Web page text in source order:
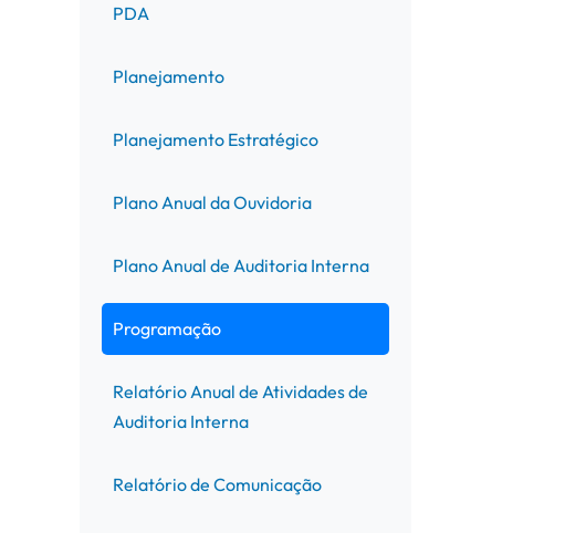
PDA
Planejamento
Planejamento Estratégico
Plano Anual da Ouvidoria
Plano Anual de Auditoria Interna
Programação
Relatório Anual de Atividades de
Auditoria Interna
Relatório de Comunicação